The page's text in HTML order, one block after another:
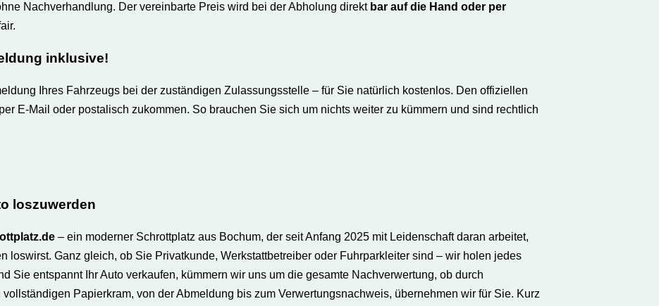
Nachverhandlung. Der vereinbarte Preis wird bei der Abholung direkt bar auf die Hand oder per
inklusive!
Ihres Fahrzeugs bei der zuständigen Zulassungsstelle – für Sie natürlich kostenlos. Den offiziellen
E-Mail oder postalisch zukommen. So brauchen Sie sich um nichts weiter zu kümmern und sind rechtlich
loszuwerden
– ein moderner Schrottplatz aus Bochum, der seit Anfang 2025 mit Leidenschaft daran arbeitet,
loswirst. Ganz gleich, ob Sie Privatkunde, Werkstattbetreiber oder Fuhrparkleiter sind – wir holen jedes
Sie entspannt Ihr Auto verkaufen, kümmern wir uns um die gesamte Nachverwertung, ob durch
Papierkram, von der Abmeldung bis zum Verwertungs­nachweis, übernehmen wir für Sie. Kurz